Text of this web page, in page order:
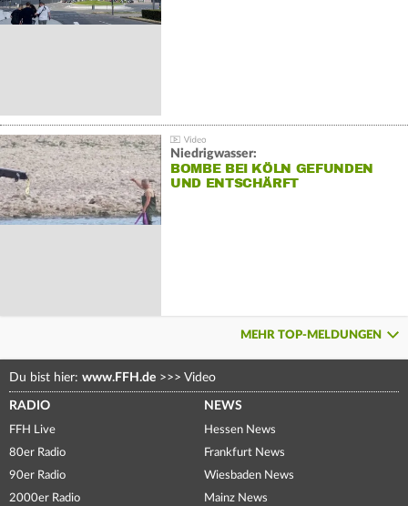
Niedrigwasser:
BOMBE BEI KÖLN GEFUNDEN
UND ENTSCHÄRFT
MEHR TOP-MELDUNGEN
Du bist hier: www.FFH.de >>> Video
RADIO
FFH Live
80er Radio
90er Radio
2000er Radio
NEWS
Hessen News
Frankfurt News
Wiesbaden News
Mainz News